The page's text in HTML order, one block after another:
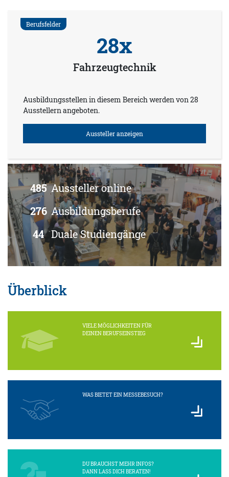
Berufsfelder
28x
Fahrzeugtechnik
Ausbildungsstellen in diesem Bereich werden von 28
Ausstellern angeboten.
Aussteller anzeigen
485Aussteller online
276 Ausbildungsberufe
44 Duale Studiengänge
Überblick
VIELE MÖGLICHKEITEN FÜR
DEINEN BERUFSEINSTIEG
WAS BIETET EIN MESSEBESUCH?
DU BRAUCHST MEHR INFOS?
DANN LASS DICH BERATEN!